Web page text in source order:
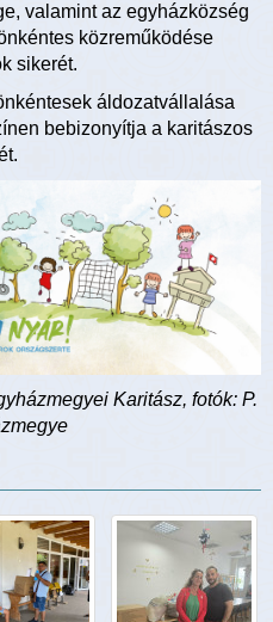
valamint az egyházközség
közreműködése
sikerét.
áldozatvállalása
bebizonyítja a karitászos
Karitász, fotók: P.